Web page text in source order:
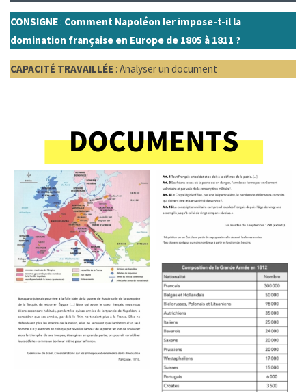
CONSIGNE: Comment Napoléon Ier impose-t-il la
domination française en Europe de 1805 à 1811 ?
CAPACITÉ TRAVAILLÉE : Analyser un document